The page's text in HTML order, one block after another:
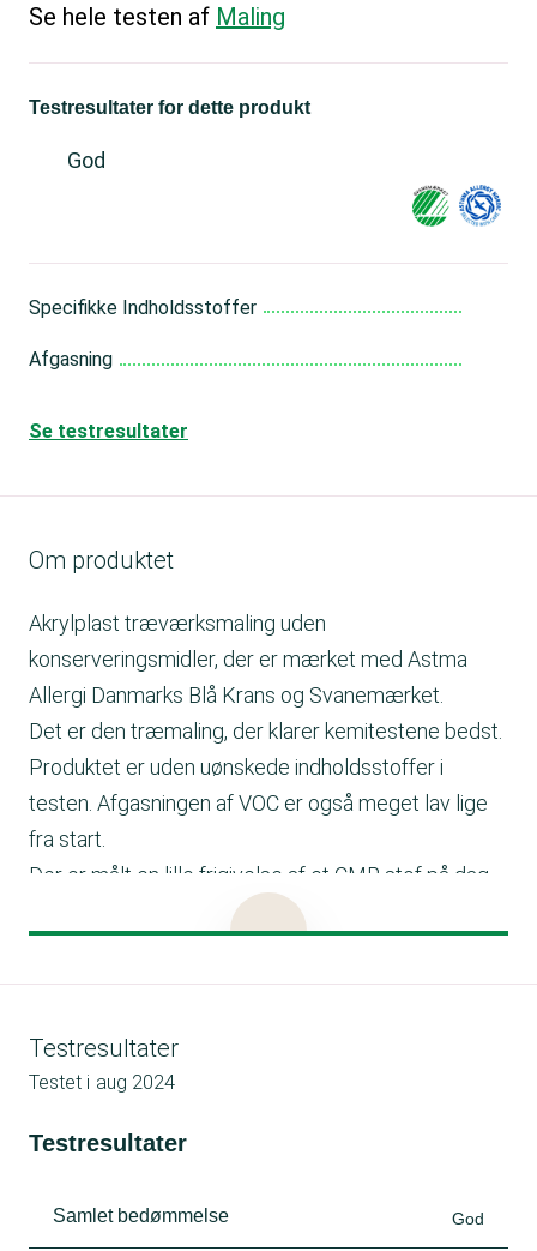
Se hele testen af Maling
Testresultater for dette produkt
God
Specifikke Indholdsstoffer
Afgasning
Se testresultater
Om produktet
Akrylplast træværksmaling uden
konserveringsmidler, der er mærket med Astma
Allergi Danmarks Blå Krans og Svanemærket.
Det er den træmaling, der klarer kemitestene bedst.
Produktet er uden uønskede indholdsstoffer i
testen. Afgasningen af VOC er også meget lav lige
fra start.
Der er målt en lille frigivelse af et CMR stof på dag
beskytte huden.
handsker og beskyttelsesbriller. Ved slibning
anbefales P2 Maske.
Testresultater
Testet i aug 2024
Testresultater
Samlet bedømmelse God